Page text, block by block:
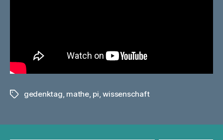
Schlagwörter
gedenktag, mathe, pi,wissenschaft